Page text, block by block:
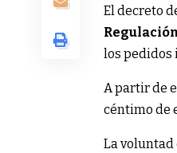
El decreto
los pedidos
A partir de
céntimo de
La voluntad